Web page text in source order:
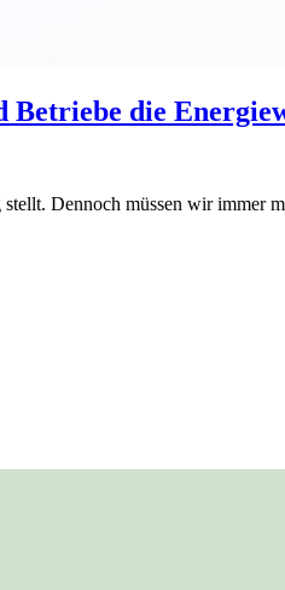
Betriebe die
Dennoch müssen wir immer